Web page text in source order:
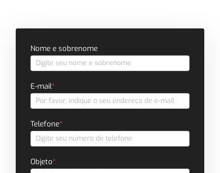
Formulário
de
Contato
Nome e sobrenome
E-mail*
Telefone*
Objeto*